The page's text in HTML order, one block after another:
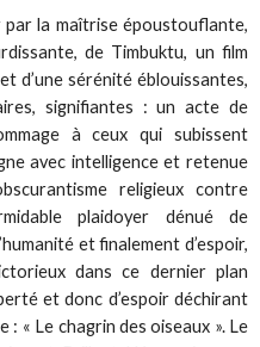
la maîtrise époustouflante,
de Timbuktu, un film
d’une sérénité éblouissantes,
signifiantes : un acte de
à ceux qui subissent
avec intelligence et retenue
religieux contre
plaidoyer dénué de
et finalement d’espoir,
dans ce dernier plan
et donc d’espoir déchirant
: « Le chagrin des oiseaux ». Le